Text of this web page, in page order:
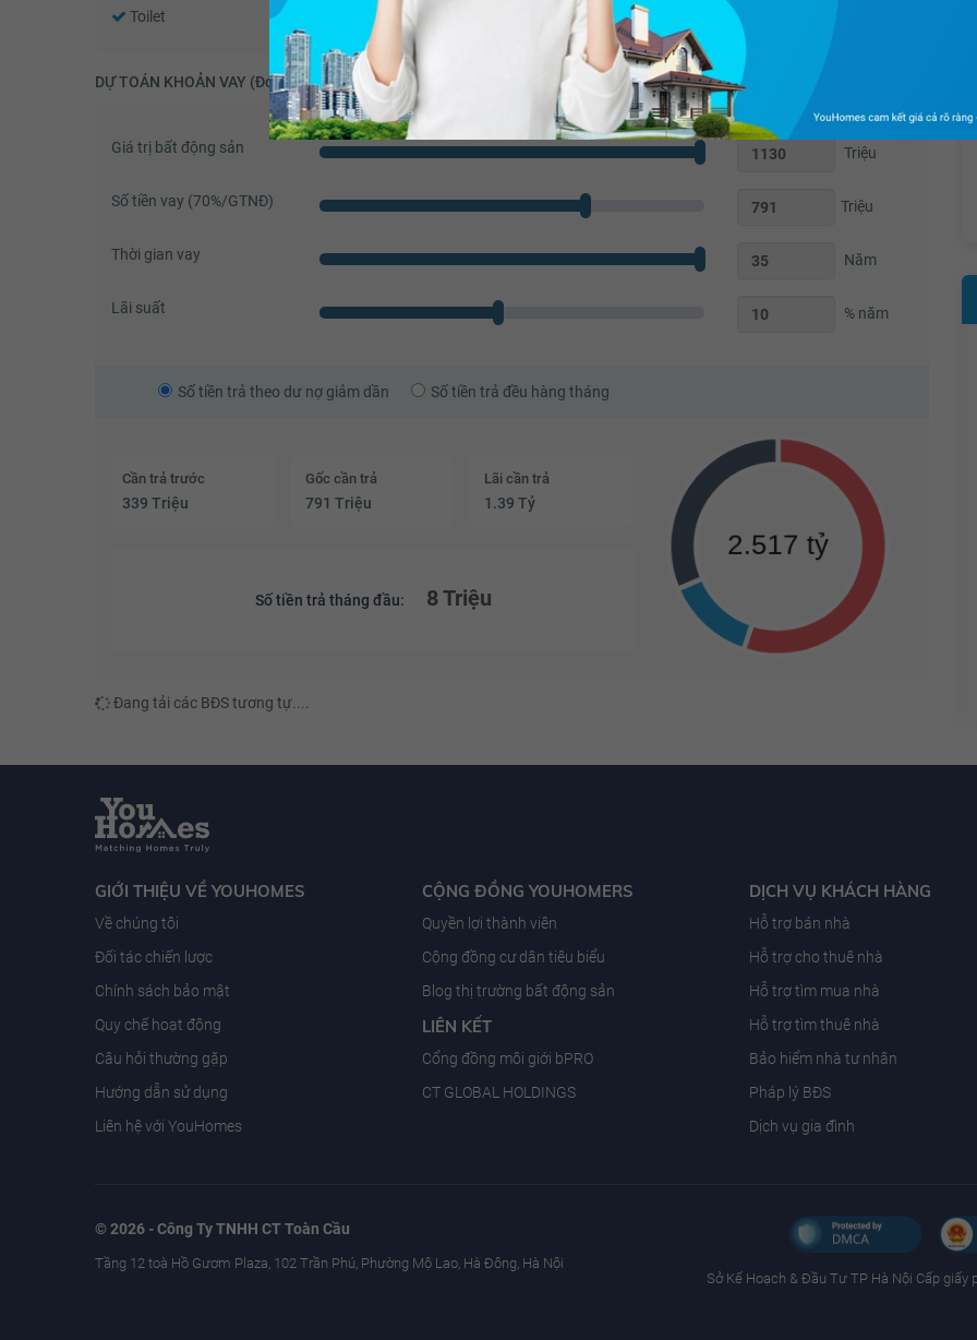
Toilet Quạt thông gió Bồn rửa mặt Chắn ban công
DỰ TOÁN KHOẢN VAY (Đơn vị: VNĐ)
Giá trị bất động sản Triệu
Số tiền vay (70%/GTNĐ) Triệu
Thời gian vay Năm
Lãi suất % năm
Số tiền trả theo dư nợ giảm dần Số tiền trả đều hàng tháng
Cần trả trước
339 Triệu
Gốc cần trả
791 Triệu
Lãi cần trả
1.39 Tỷ
Số tiền trả tháng đầu: 8 Triệu
Đang tải các BĐS tương tự....
GIỚI THIỆU VỀ YOUHOMES
Về chúng tôi
Đối tác chiến lược
Chính sách bảo mật
Quy chế hoạt động
Câu hỏi thường gặp
Hướng dẫn sử dụng
Liên hệ với YouHomes
CỘNG ĐỒNG YOUHOMERS
Quyền lợi thành viên
Cộng đồng cư dân tiêu biểu
Blog thị trường bất động sản
LIÊN KẾT
Cổng đồng môi giới bPRO
CT GLOBAL HOLDINGS
DỊCH VỤ KHÁCH HÀNG
Hỗ trợ bán nhà
Hỗ trợ cho thuê nhà
Hỗ trợ tìm mua nhà
Hỗ trợ tìm thuê nhà
Bảo hiểm nhà tư nhân
Pháp lý BĐS
Dịch vụ gia đình
© 2026 - Công Ty TNHH CT Toàn Cầu
Tầng 12 toà Hồ Gươm Plaza, 102 Trần Phú, Phường Mộ Lao, Hà Đông, Hà Nội
Sở Kế Hoạch & Ðầu Tư TP Hà Nội Cấp